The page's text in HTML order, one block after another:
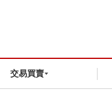
交易買賣